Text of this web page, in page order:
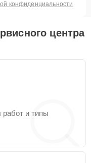
конфиденциальности
центра
и типы